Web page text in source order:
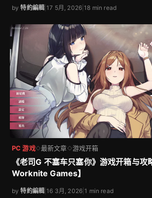
by特約編輯 |17 5月, 2026 |18 min read
PC 游戏◇最新文章◇游戏开箱
《老司G 不塞车只塞你》游戏开箱与攻
Worknite Games】
by特約編輯 |16 3月, 2026 |1 min read